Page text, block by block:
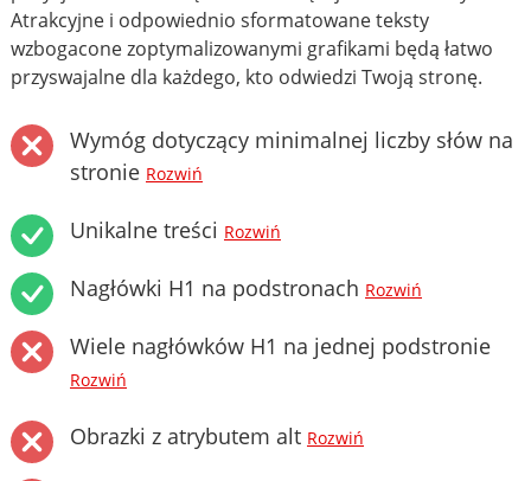
Atrakcyjne i odpowiednio sformatowane teksty
wzbogacone zoptymalizowanymi grafikami będą łatwo
przyswajalne dla każdego, kto odwiedzi Twoją stronę.
Wymóg dotyczący minimalnej liczby słów na
stronie Rozwiń
Unikalne treści Rozwiń
Nagłówki H1 na podstronach Rozwiń
Wiele nagłówków H1 na jednej podstronie
Rozwiń
Obrazki z atrybutem alt Rozwiń